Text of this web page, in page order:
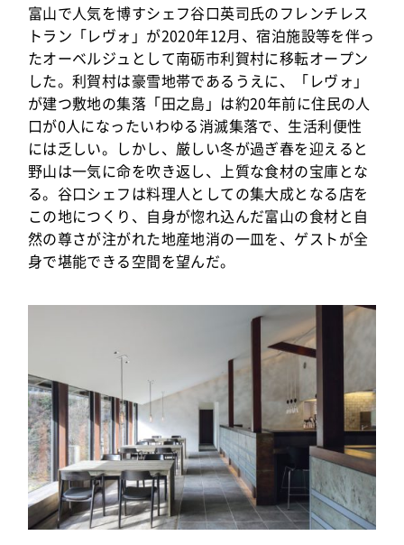
富山で人気を博すシェフ谷口英司氏のフレンチレス
トラン「レヴォ」が2020年12月、宿泊施設等を伴っ
たオーベルジュとして南砺市利賀村に移転オープン
した。利賀村は豪雪地帯であるうえに、「レヴォ」
が建つ敷地の集落「田之島」は約20年前に住民の人
口が0人になったいわゆる消滅集落で、生活利便性
には乏しい。しかし、厳しい冬が過ぎ春を迎えると
野山は一気に命を吹き返し、上質な食材の宝庫とな
る。谷口シェフは料理人としての集大成となる店を
この地につくり、自身が惚れ込んだ富山の食材と自
然の尊さが注がれた地産地消の一皿を、ゲストが全
身で堪能できる空間を望んだ。